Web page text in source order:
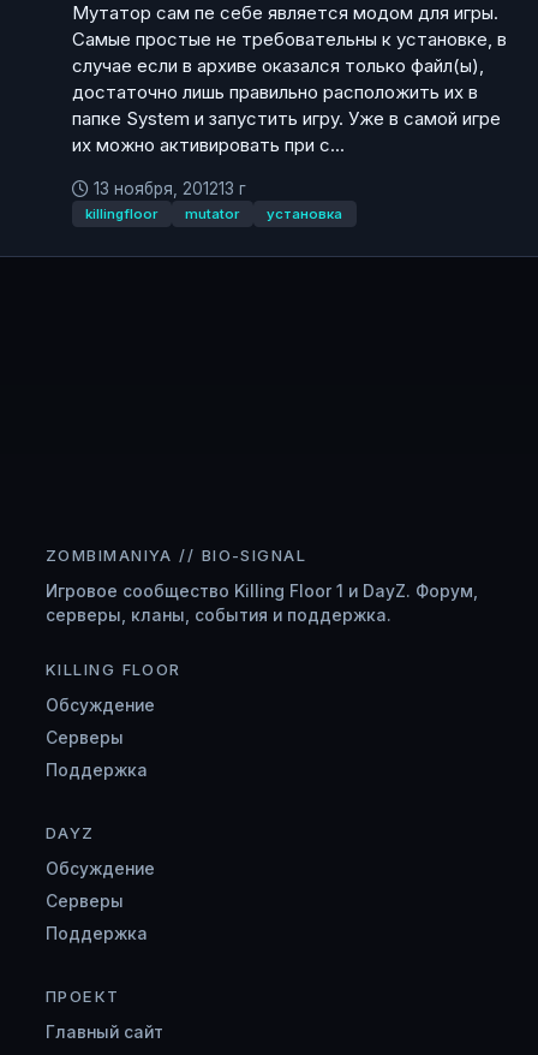
Мутатор сам пе себе является модом для игры.
Самые простые не требовательны к установке, в
случае если в архиве оказался только файл(ы),
достаточно лишь правильно расположить их в
папке System и запустить игру. Уже в самой игре
их можно активировать при с...
13 ноября, 201213 г
killingfloor mutator установка
ZOMBIMANIYA // BIO-SIGNAL
Игровое сообщество Killing Floor 1 и DayZ. Форум,
серверы, кланы, события и поддержка.
KILLING FLOOR
Обсуждение
Серверы
Поддержка
DAYZ
Обсуждение
Серверы
Поддержка
ПРОЕКТ
Главный сайт